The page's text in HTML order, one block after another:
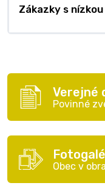
Zákazky s
Verejné
Povinné
Obec v